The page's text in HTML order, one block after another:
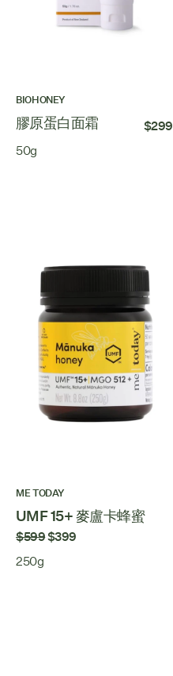
BIOHONEY
膠原蛋白面霜 $299
50g
ME TODAY
UMF 15+ 麥盧卡蜂蜜
$599$399
250g